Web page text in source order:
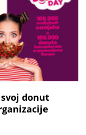
donut